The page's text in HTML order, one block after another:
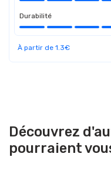
Durabilité
À partir de 1.3€
Découvrez
pourraient